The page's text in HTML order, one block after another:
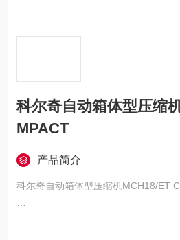
科尔奇自动箱体型压缩
MPACT
产品简介
科尔奇自动箱体型压缩机MCH18/ET
意大利科尔奇（COLTRISUB）全自